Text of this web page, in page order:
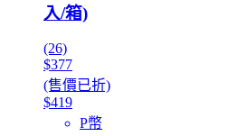
入/箱)
(26)
$377
(售價已折)
$419
P幣